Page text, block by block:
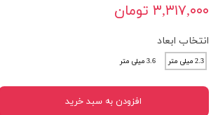
۳,۳۱۷,۰۰۰ تومان
انتخاب ابعاد
2.3 میلی متر 3.6 میلی متر
افزودن به سبد خرید